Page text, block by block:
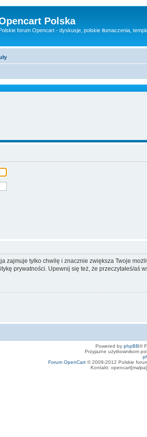
Polska
forum Opencart - dyskusje, polskie tłumaczenia,
zajmuje tylko chwilę i znacznie zwiększa Twoje
prywatności. Upewnij się też, że przeczytałeś/aś
Powered by phpBB®
Przyjazne użytkownikom
Forum OpenCart© 2009-2012 Polskie
Kontakt: